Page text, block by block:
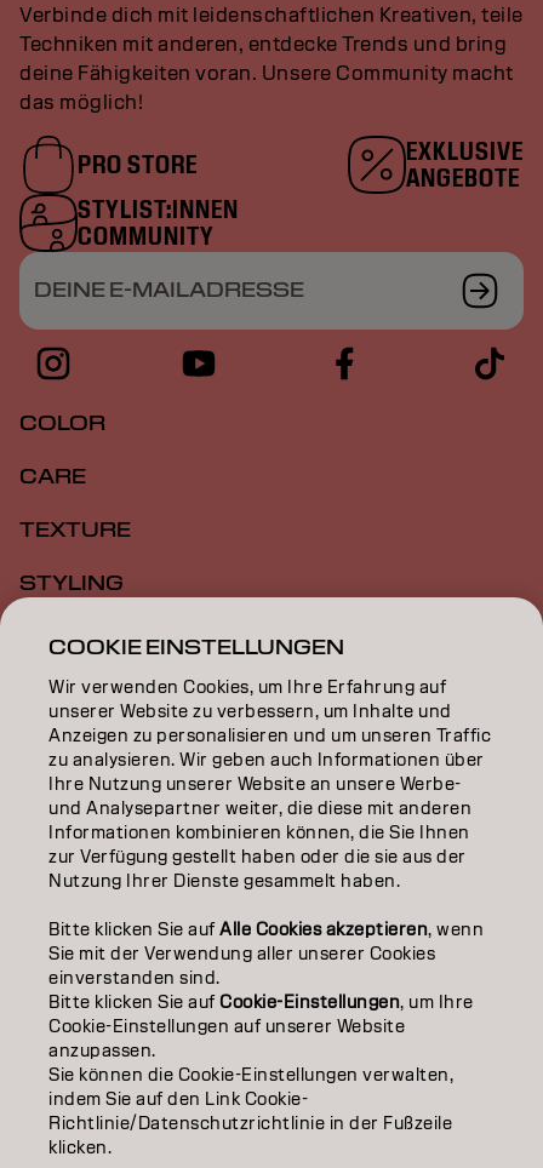
Verbinde dich mit leidenschaftlichen Kreativen, teile
Techniken mit anderen, entdecke Trends und bring
deine Fähigkeiten voran. Unsere Community macht
das möglich!
PRO STORE
EXKLUSIVE
ANGEBOTE
STYLIST:INNEN
COMMUNITY
DEINE E-MAILADRESSE
COLOR
CARE
TEXTURE
STYLING
INSPIRATION
EDUCATION
ÜBER
SALON FINDER
PARTNER WERDEN
ImpressumDatenschutzerklärungCookie Policy
NutzungsbedingungenBarrierefreiheitserklärung
CH | German
COOKIE EINSTELLUNGEN
Wir verwenden Cookies, um Ihre Erfahrung auf
unserer Website zu verbessern, um Inhalte und
Anzeigen zu personalisieren und um unseren Traffic
zu analysieren. Wir geben auch Informationen über
Ihre Nutzung unserer Website an unsere Werbe-
und Analysepartner weiter, die diese mit anderen
Informationen kombinieren können, die Sie Ihnen
zur Verfügung gestellt haben oder die sie aus der
Nutzung Ihrer Dienste gesammelt haben.
Bitte klicken Sie aufAlle Cookies akzeptieren, wenn
Sie mit der Verwendung aller unserer Cookies
einverstanden sind.
Bitte klicken Sie aufCookie-Einstellungen, um Ihre
Cookie-Einstellungen auf unserer Website
anzupassen.
Sie können die Cookie-Einstellungen verwalten,
indem Sie auf den Link Cookie-
Richtlinie/Datenschutzrichtlinie in der Fußzeile
klicken.